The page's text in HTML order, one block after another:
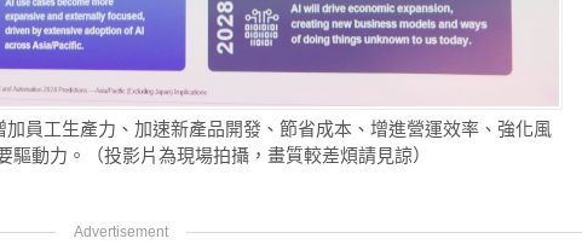
員工生產力、加速新產品開發、節省成本、增進營運效率、強化風
動力。（投影片為現場拍攝，畫質較差煩請見諒）